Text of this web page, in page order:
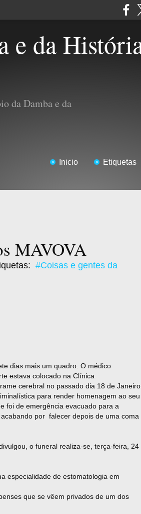
da Damba e da
Inicio Etiquetas
MAVOVA
#Coisas e gentes da
dias mais um quadro. O médico
estava colocado na Clínica
cerebral no passado dia 18 de Janeiro
para render homenagem ao seu
foi de emergência evacuado para a
por falecer depois de uma coma
o funeral realiza-se, terça-feira, 24
especialidade de estomatologia em
que se vêem privados de um dos